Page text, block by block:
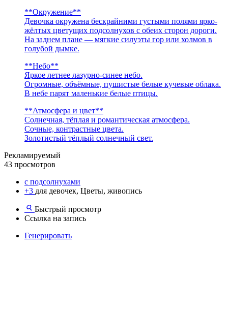
**Окружение**
Девочка окружена бескрайними густыми полями ярко-
жёлтых цветущих подсолнухов с обеих сторон дороги.
На заднем плане — мягкие силуэты гор или холмов в
голубой дымке.
**Небо**
Яркое летнее лазурно-синее небо.
Огромные, объёмные, пушистые белые кучевые облака.
В небе парят маленькие белые птицы.
**Атмосфера и цвет**
Солнечная, тёплая и романтическая атмосфера.
Сочные, контрастные цвета.
Золотистый тёплый солнечный свет.
Рекламируемый
43 просмотров
с подсолнухами
+3 для девочек, Цветы, живопись
Быстрый просмотр
Ссылка на запись
Генерировать